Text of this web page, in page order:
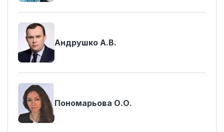
Андрушко А.В.
Пономарьова О.О.